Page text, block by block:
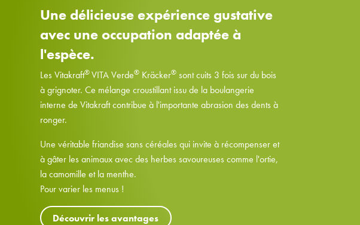
Une délicieuse expérience gustative
avec une occupation adaptée à
l'espèce.
Les Vitakraft®VITA Verde® Kräcker® sont cuits 3 fois sur du bois
à grignoter. Ce mélange croustillant issu de la boulangerie
interne de Vitakraft contribue à l'importante abrasion des dents à
ronger.
Une véritable friandise sans céréales qui invite à récompenser et
à gâter les animaux avec des herbes savoureuses comme l'ortie,
la camomille et la menthe.
Pour varier les menus !
Découvrir les avantages